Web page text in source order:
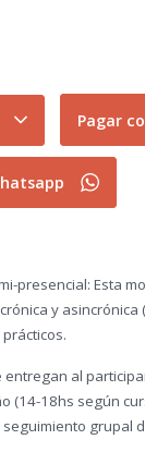
Pagar
presencial: Esta
y asincrónica
entregan al
(14-18hs según
grupal